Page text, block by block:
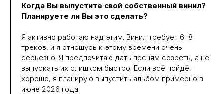
Когда Вы выпустите свой собственный винил?
Планируете ли Вы это сделать?
Я активно работаю над этим. Винил требует 6–8
треков, и я отношусь к этому времени очень
серьёзно. Я предпочитаю дать песням созреть, а не
выпускать их слишком быстро. Если всё пойдёт
хорошо, я планирую выпустить альбом примерно в
июне 2026 года.